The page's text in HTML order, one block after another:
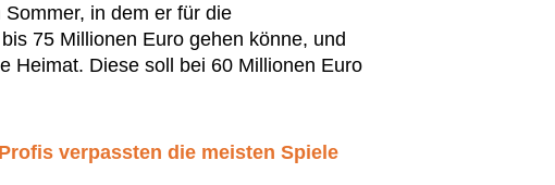
in dem er für die
75 Millionen Euro gehen könne, und
Heimat. Diese soll bei 60 Millionen Euro
verpassten die meisten Spiele